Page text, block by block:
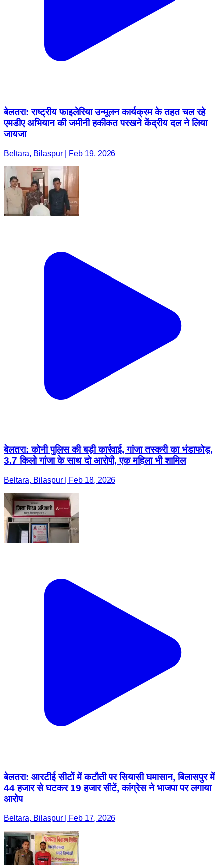
बेलतरा: राष्ट्रीय फाइलेरिया उन्मूलन कार्यक्रम के तहत चल रहे
एमडीए अभियान की जमीनी हकीकत परखने केंद्रीय दल ने लिया
जायजा
Beltara, Bilaspur | Feb 19, 2026
बेलतरा: कोनी पुलिस की बड़ी कार्रवाई, गांजा तस्करी का भंडाफोड़,
3.7 किलो गांजा के साथ दो आरोपी, एक महिला भी शामिल
Beltara, Bilaspur | Feb 18, 2026
बेलतरा: आरटीई सीटों में कटौती पर सियासी घमासान, बिलासपुर में
44 हजार से घटकर 19 हजार सीटें, कांग्रेस ने भाजपा पर लगाया
आरोप
Beltara, Bilaspur | Feb 17, 2026